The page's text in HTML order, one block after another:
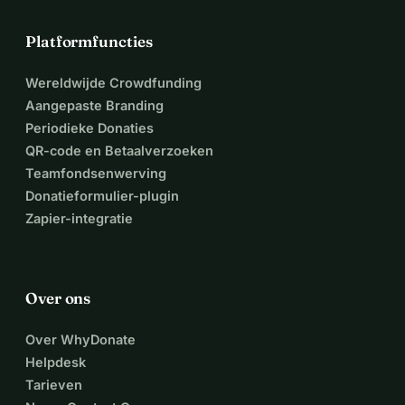
voor een betere toekomst. Bedankt dat u de tijd heeft
om ons tijdens deze moeilijke periode te steunen. Uw hulp
betekent voor ons meer dan woorden kunnen uitdrukken.
Met oprechte dankbaarheid,
Daniela
Platformfuncties
Wereldwijde Crowdfunding
Aangepaste Branding
Periodieke Donaties
QR-code en Betaalverzoeken
Teamfondsenwerving
Donatieformulier-plugin
Zapier-integratie
Over ons
Over WhyDonate
Helpdesk
Tarieven